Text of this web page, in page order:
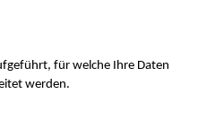
für welche Ihre Daten
werden.